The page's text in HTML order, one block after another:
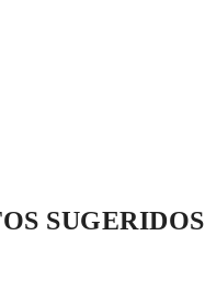
SUGERIDOS